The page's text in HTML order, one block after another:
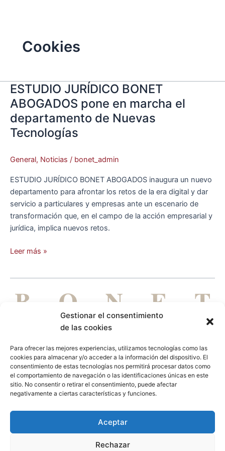
Gestionar el consentimiento
de las cookies
Para ofrecer las mejores experiencias, utilizamos tecnologías como las
cookies para almacenar y/o acceder a la información del dispositivo. El
consentimiento de estas tecnologías nos permitirá procesar datos como
el comportamiento de navegación o las identificaciones únicas en este
sitio. No consentir o retirar el consentimiento, puede afectar
negativamente a ciertas características y funciones.
Aceptar
Rechazar
Cookies
ESTUDIO JURÍDICO BONET
ABOGADOS pone en marcha el
departamento de Nuevas
Tecnologías
General, Noticias / bonet_admin
ESTUDIO JURÍDICO BONET ABOGADOS inaugura un nuevo
departamento para afrontar los retos de la era digital y dar
servicio a particulares y empresas ante un escenario de
transformación que, en el campo de la acción empresarial y
jurídica, implica nuevos retos.
ESTUDIO
JURÍDICO
BONET
ABOGADOS
pone
marcha
departamento
de
Nuevas
Tecnologías
Leer más »
DE PERSONAS PARA PERSONAS
Aviso legal Política de privacidad Política de cookies
i